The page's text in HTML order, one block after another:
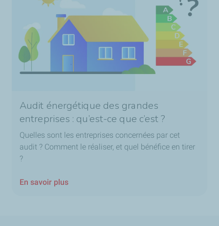
Audit énergétique des grandes
entreprises : qu’est-ce que c’est ?
Quelles sont les entreprises concernées par cet
audit ? Comment le réaliser, et quel bénéfice en tirer
?
En savoir plus